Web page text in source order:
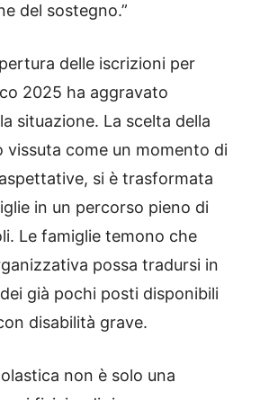
del sostegno.”
delle iscrizioni per
2025 ha aggravato
situazione. La scelta della
vissuta come un momento di
si è trasformata
in un percorso pieno di
Le famiglie temono che
possa tradursi in
già pochi posti disponibili
disabilità grave.
non è solo una